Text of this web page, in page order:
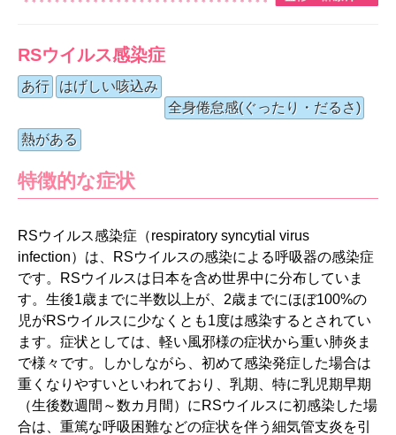
RSウイルス感染症
あ行
はげしい咳込み
全身倦怠感(ぐったり・だるさ)
熱がある
特徴的な症状
RSウイルス感染症（respiratory syncytial virus
infection）は、RSウイルスの感染による呼吸器の感染症
です。RSウイルスは日本を含め世界中に分布していま
す。生後1歳までに半数以上が、2歳までにほぼ100%の
児がRSウイルスに少なくとも1度は感染するとされてい
ます。症状としては、軽い風邪様の症状から重い肺炎ま
で様々です。しかしながら、初めて感染発症した場合は
重くなりやすいといわれており、乳期、特に乳児期早期
（生後数週間～数カ月間）にRSウイルスに初感染した場
合は、重篤な呼吸困難などの症状を伴う細気管支炎を引